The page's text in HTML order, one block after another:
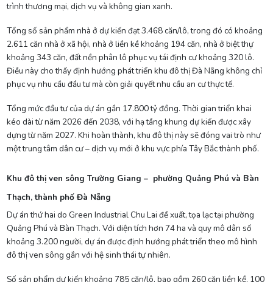
trình thương mại, dịch vụ và không gian xanh.
Tổng số sản phẩm nhà ở dự kiến đạt 3.468 căn/lô, trong đó có khoảng
2.611 căn nhà ở xã hội, nhà ở liền kề khoảng 194 căn, nhà ở biệt thự
khoảng 343 căn, đất nền phân lô phục vụ tái định cư khoảng 320 lô.
Điều này cho thấy định hướng phát triển khu đô thị Đà Nẵng không chỉ
phục vụ nhu cầu đầu tư mà còn giải quyết nhu cầu an cư thực tế.
Tổng mức đầu tư của dự án gần 17.800 tỷ đồng. Thời gian triển khai
kéo dài từ năm 2026 đến 2038, với hạ tầng khung dự kiến được xây
dựng từ năm 2027. Khi hoàn thành, khu đô thị này sẽ đóng vai trò như
một trung tâm dân cư – dịch vụ mới ở khu vực phía Tây Bắc thành phố.
Khu đô thị ven sông Trường Giang – phường Quảng Phú và Bàn
Thạch, thành phố Đà Nẵng
Dự án thứ hai do Green Industrial Chu Lai đề xuất, tọa lạc tại phường
Quảng Phú và Bàn Thạch. Với diện tích hơn 74 ha và quy mô dân số
khoảng 3.200 người, dự án được định hướng phát triển theo mô hình
đô thị ven sông gắn với hệ sinh thái tự nhiên.
Số sản phẩm dự kiến khoảng 785 căn/lô, bao gồm 260 căn liền kề, 100